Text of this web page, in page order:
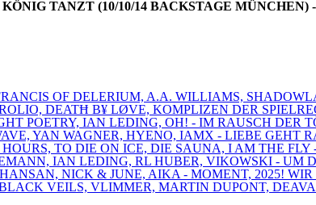
TANZT (10/10/14 BACKSTAGE
OF DELERIUM, A.A. WILLIAMS,
DEATĦ B¥ LØVE, KOMPLIZEN DER
POETRY, IAN LEDING, OH! - IM RAUSCH DER
YAN WAGNER, HYENO, IAMX - LIEBE GEHT
TO DIE ON ICE, DIE SAUNA, I AM THE
IAN LEDING, RL HUBER, VIKOWSKI - UM
NICK & JUNE, AIKA - MOMENT, 2025!
VEILS, VLIMMER, MARTIN DUPONT,